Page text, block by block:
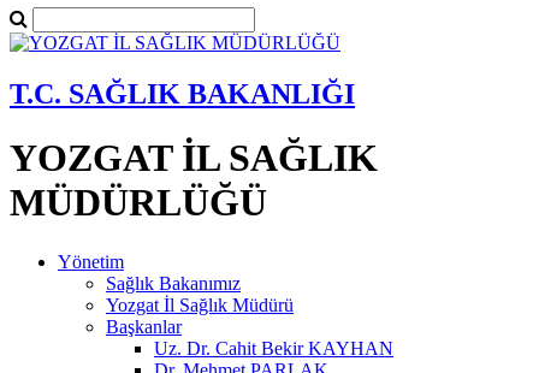
T.C. SAĞLIK BAKANLIĞI
YOZGAT İL SAĞLIK
MÜDÜRLÜĞÜ
Yönetim
Sağlık Bakanımız
Yozgat İl Sağlık Müdürü
Başkanlar
Uz. Dr. Cahit Bekir KAYHAN